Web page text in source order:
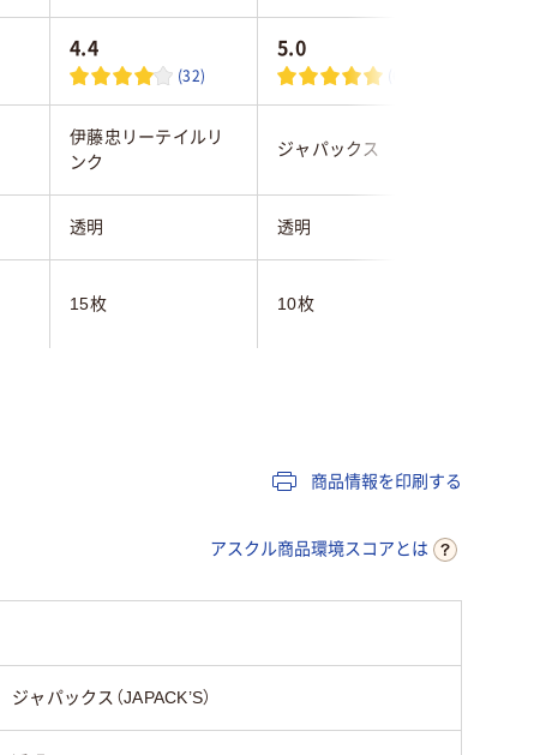
4.4
(32)
5.0
(6)
伊藤忠リーテイルリ
ンク
ジャパックス
透明 透明
15枚 10枚
クリア(透明)系
商品情報を印刷する
アスクル商品環境スコアとは
ジャパックス（JAPACK’S）